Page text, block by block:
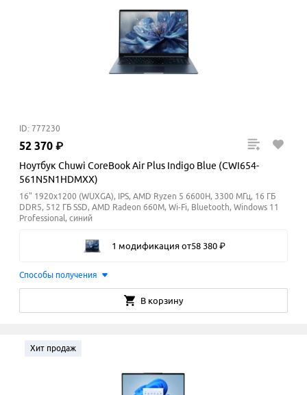
ID: 777230
52 370 ₽
Ноутбук Chuwi CoreBook Air Plus Indigo Blue (CWI654-
561N5N1HDMXX)
16" 1920x1200 (WUXGA), IPS, AMD Ryzen 5 6600H, 3300 МГц, 16 ГБ
DDR5, 512 ГБ SSD, AMD Radeon 660M, Wi-Fi, Bluetooth, Windows 11
Professional, синий
1 модификация от58 380 ₽
Способы получения
В корзину
Хит продаж